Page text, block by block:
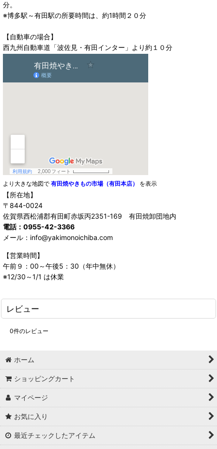
分。
※博多駅～有田駅の所要時間は、約1時間２０分
【自動車の場合】
西九州自動車道「波佐見・有田インター」より約１０分
より大きな地図で 有田焼やきもの市場（有田本店） を表示
【所在地】
〒844-0024
佐賀県西松浦郡有田町赤坂丙2351-169 有田焼卸団地内
電話：0955-42-3366
メール：info@yakimonoichiba.com
【営業時間】
午前９：00～午後5：30（年中無休）
※12/30～1/1 は休業
レビュー
0件のレビュー
ホーム
ショッピングカート
マイページ
お気に入り
最近チェックしたアイテム